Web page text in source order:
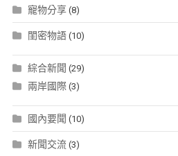
寵物分享(8)
閨密物語(10)
綜合新聞 (29)
兩岸國際(3)
國內要聞 (10)
新聞交流(3)